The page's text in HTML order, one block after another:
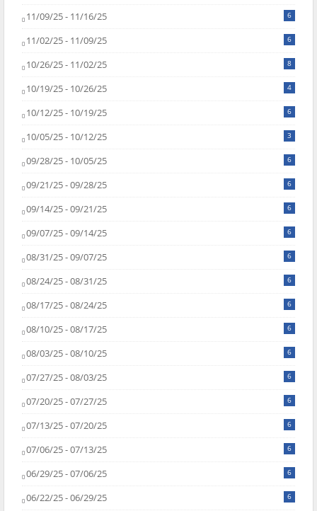
11/09/25 - 11/16/25 6
11/02/25 - 11/09/25 6
10/26/25 - 11/02/25 8
10/19/25 - 10/26/25 4
10/12/25 - 10/19/25 6
10/05/25 - 10/12/25 3
09/28/25 - 10/05/25 6
09/21/25 - 09/28/25 6
09/14/25 - 09/21/25 6
09/07/25 - 09/14/25 6
08/31/25 - 09/07/25 6
08/24/25 - 08/31/25 6
08/17/25 - 08/24/25 6
08/10/25 - 08/17/25 6
08/03/25 - 08/10/25 6
07/27/25 - 08/03/25 6
07/20/25 - 07/27/25 6
07/13/25 - 07/20/25 6
07/06/25 - 07/13/25 6
06/29/25 - 07/06/25 6
06/22/25 - 06/29/25 6